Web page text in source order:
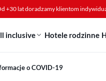
+30 lat doradzamy klientom
inclusive Hotele rodzinne
o COVID-19